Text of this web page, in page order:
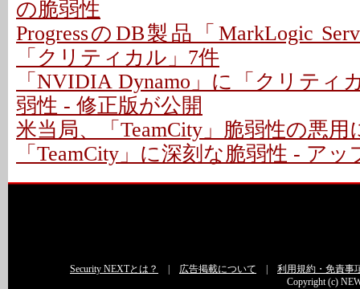
の脆弱性
ProgressのDB製品「MarkLogic
「クリティカル」7件
「NVIDIA Dynamo」に「クリティ
弱性 - 修正版が公開
米当局、「TeamCity」脆弱性の悪用
「TeamCity」に深刻な脆弱性 - ア
Security NEXTとは？ 広告掲載について
利用規約・免責事
Copyright (c)